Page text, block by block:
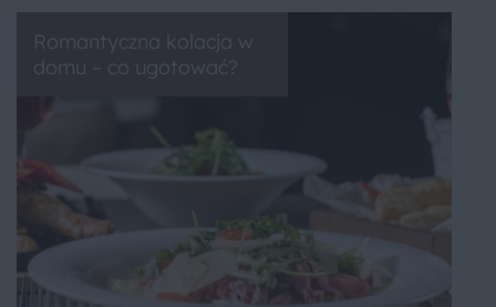
Romantyczna kolacja w
domu – co ugotować?